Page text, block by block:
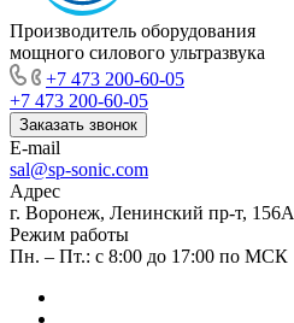
Производитель оборудования
мощного силового ультразвука
+7 473 200-60-05
+7 473 200-60-05
Заказать звонок
E-mail
sal@sp-sonic.com
Адрес
г. Воронеж, Ленинский пр-т, 156А
Режим работы
Пн. – Пт.: с 8:00 до 17:00 по МСК